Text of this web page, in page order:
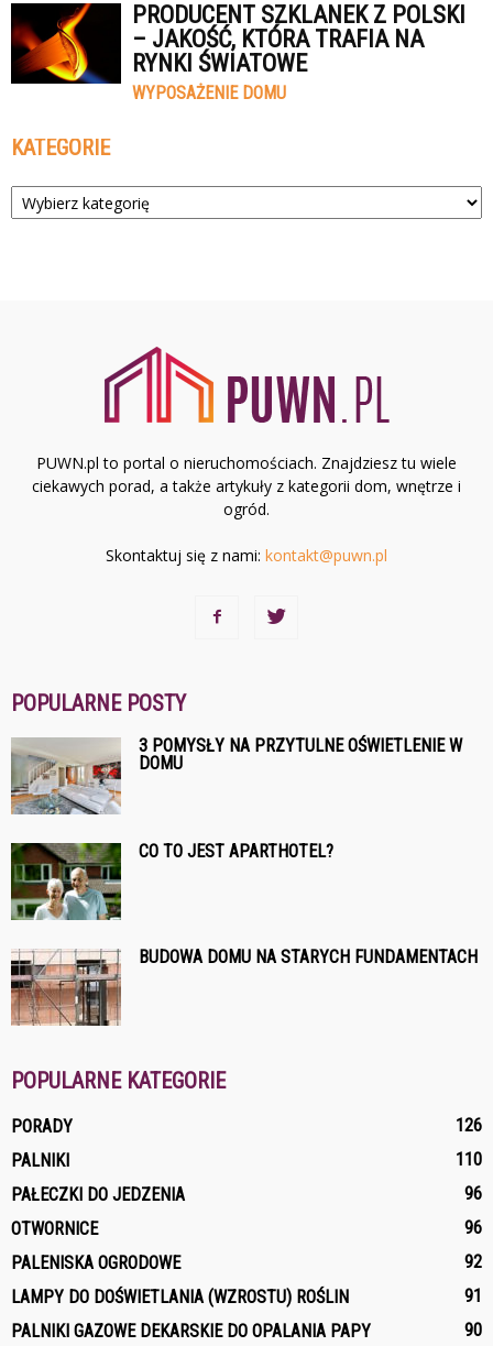
PRODUCENT SZKLANEK Z POLSKI
– JAKOŚĆ, KTÓRA TRAFIA NA
RYNKI ŚWIATOWE
WYPOSAŻENIE DOMU
KATEGORIE
Kategorie
PUWN.pl to portal o nieruchomościach. Znajdziesz tu wiele
ciekawych porad, a także artykuły z kategorii dom, wnętrze i
ogród.
Skontaktuj się z nami: kontakt@puwn.pl
POPULARNE POSTY
3 POMYSŁY NA PRZYTULNE OŚWIETLENIE W
DOMU
CO TO JEST APARTHOTEL?
BUDOWA DOMU NA STARYCH FUNDAMENTACH
POPULARNE KATEGORIE
PORADY
126
PALNIKI
110
PAŁECZKI DO JEDZENIA
96
OTWORNICE
96
PALENISKA OGRODOWE
92
LAMPY DO DOŚWIETLANIA (WZROSTU) ROŚLIN
91
PALNIKI GAZOWE DEKARSKIE DO OPALANIA PAPY
90